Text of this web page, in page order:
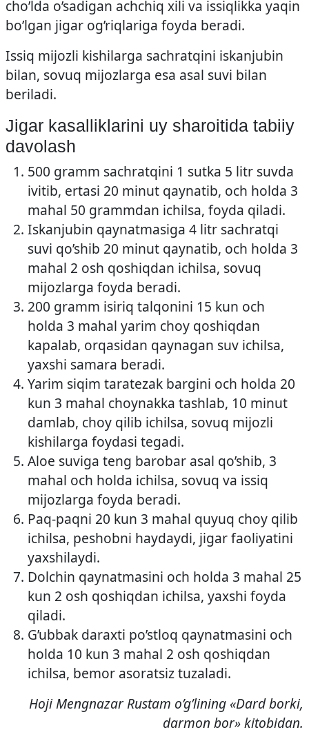
cho’lda o’sadigan achchiq xili va issiqlikka yaqin
bo’lgan jigar og’riqlariga foyda beradi.
Issiq mijozli kishilarga sachratqini iskanjubin
bilan, sovuq mijozlarga esa asal suvi bilan
beriladi.
Jigar kasalliklarini uy sharoitida tabiiy
davolash
500 gramm sachratqini 1 sutka 5 litr suvda
ivitib, ertasi 20 minut qaynatib, och holda 3
mahal 50 grammdan ichilsa, foyda qiladi.
Iskanjubin qaynatmasiga 4 litr sachratqi
suvi qo’shib 20 minut qaynatib, och holda 3
mahal 2 osh qoshiqdan ichilsa, sovuq
mijozlarga foyda beradi.
200 gramm isiriq talqonini 15 kun och
holda 3 mahal yarim choy qoshiqdan
kapalab, orqasidan qaynagan suv ichilsa,
yaxshi samara beradi.
Yarim siqim taratezak bargini och holda 20
kun 3 mahal choynakka tashlab, 10 minut
damlab, choy qilib ichilsa, sovuq mijozli
kishilarga foydasi tegadi.
Aloe suviga teng barobar asal qo’shib, 3
mahal och holda ichilsa, sovuq va issiq
mijozlarga foyda beradi.
Paq-paqni 20 kun 3 mahal quyuq choy qilib
ichilsa, peshobni haydaydi, jigar faoliyatini
yaxshilaydi.
Dolchin qaynatmasini och holda 3 mahal 25
kun 2 osh qoshiqdan ichilsa, yaxshi foyda
qiladi.
G’ubbak daraxti po’stloq qaynatmasini och
holda 10 kun 3 mahal 2 osh qoshiqdan
ichilsa, bemor asoratsiz tuzaladi.
Hoji Mengnazar Rustam o’g’lining «Dard borki,
darmon bor» kitobidan.